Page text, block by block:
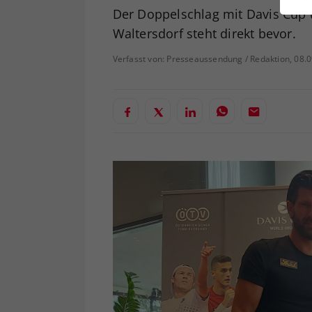
Der Doppelschlag mit Davis
Waltersdorf steht direkt bevor.
Verfasst von: Presseaussendung / Redaktion,